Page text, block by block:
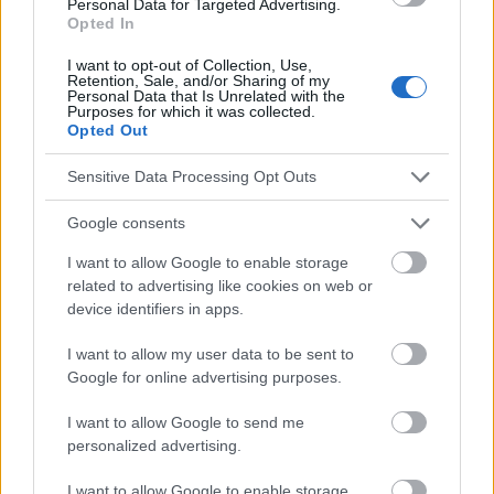
Personal Data for Targeted Advertising.
Opted In
I want to opt-out of Collection, Use,
Retention, Sale, and/or Sharing of my
Personal Data that Is Unrelated with the
Purposes for which it was collected.
Opted Out
Sensitive Data Processing Opt Outs
Google consents
I want to allow Google to enable storage
related to advertising like cookies on web or
device identifiers in apps.
I want to allow my user data to be sent to
Google for online advertising purposes.
I want to allow Google to send me
personalized advertising.
I want to allow Google to enable storage
zabiegi-to-mount-everest-chirurgii.html?disableRedirects=true
https://www.rp.pl/zdrowie/art38644081-nie-bedzie-refundacji-
szybkich-testow-wykrywajacych-endometrioze
El contenido y los materiales de este sitio son de carácter
educativo e informativo. El editor y los redactores del sitio no son
responsables de los efectos de su aplicación. Antes de aplicar
con un médico.